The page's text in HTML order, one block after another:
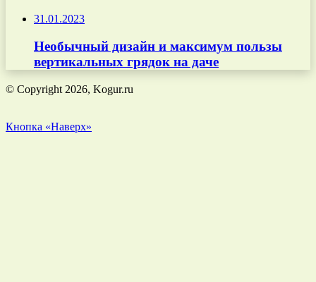
31.01.2023
Необычный дизайн и максимум пользы
вертикальных грядок на даче
© Copyright 2026, Kogur.ru
Кнопка «Наверх»